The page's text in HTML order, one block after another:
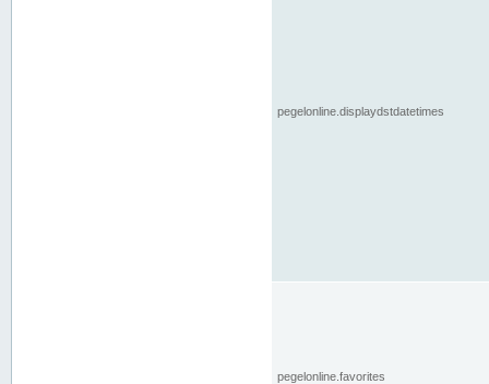
pegelonline.displaydstdatetimes
pegelonline.favorites